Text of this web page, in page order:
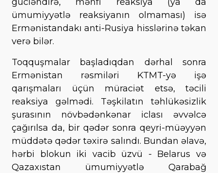
ümumiyyətlə reaksiyanın olmaması) isə
Ermənistandakı anti-Rusiya hisslərinə təkan
verə bilər.
Toqquşmalar başladıqdan dərhal sonra
Ermənistan rəsmiləri KTMT-yə işə
qarışmaları üçün müraciət etsə, təcili
reaksiya gəlmədi. Təşkilatın təhlükəsizlik
şurasının növbədənkənar iclası əvvəlcə
çağırılsa da, bir qədər sonra qeyri-müəyyən
müddətə qədər təxirə salındı. Bundan əlavə,
hərbi blokun iki vacib üzvü - Belarus və
Qazaxıstan ümumiyyətlə Qarabağ